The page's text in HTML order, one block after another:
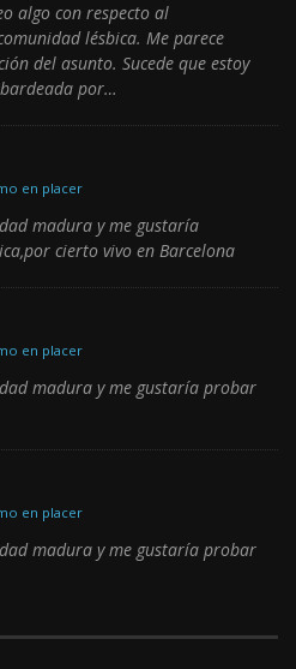
algo con respecto al
lésbica. Me parece
del asunto. Sucede que estoy
por…
en placer
madura y me gustaría
cierto vivo en Barcelona
en placer
madura y me gustaría probar
en placer
madura y me gustaría probar